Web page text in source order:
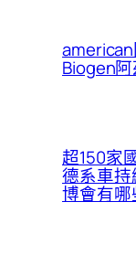
Biogen
超150家
德系車
博會有哪